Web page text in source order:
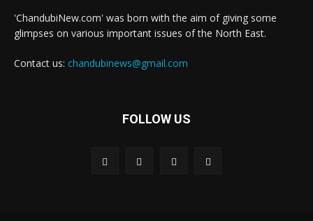
'ChandubiNew.com' was born with the aim of giving some
glimpses on various important issues of the North East.
Contact us: chandubinews@gmail.com
FOLLOW US